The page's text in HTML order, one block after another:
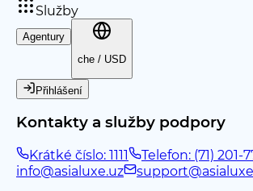
Služby
Agentury
che / USD
Přihlášení
Kontakty a služby podpory
Krátké číslo: 1111
Telefon: (71) 201-
info@asialuxe.uz